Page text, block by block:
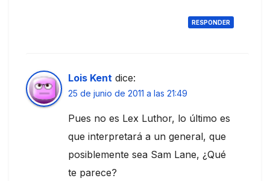
RESPONDER
Lois Kent dice:
25 de junio de 2011 a las 21:49
Pues no es Lex Luthor, lo último es
que interpretará a un general, que
posiblemente sea Sam Lane, ¿Qué
te parece?